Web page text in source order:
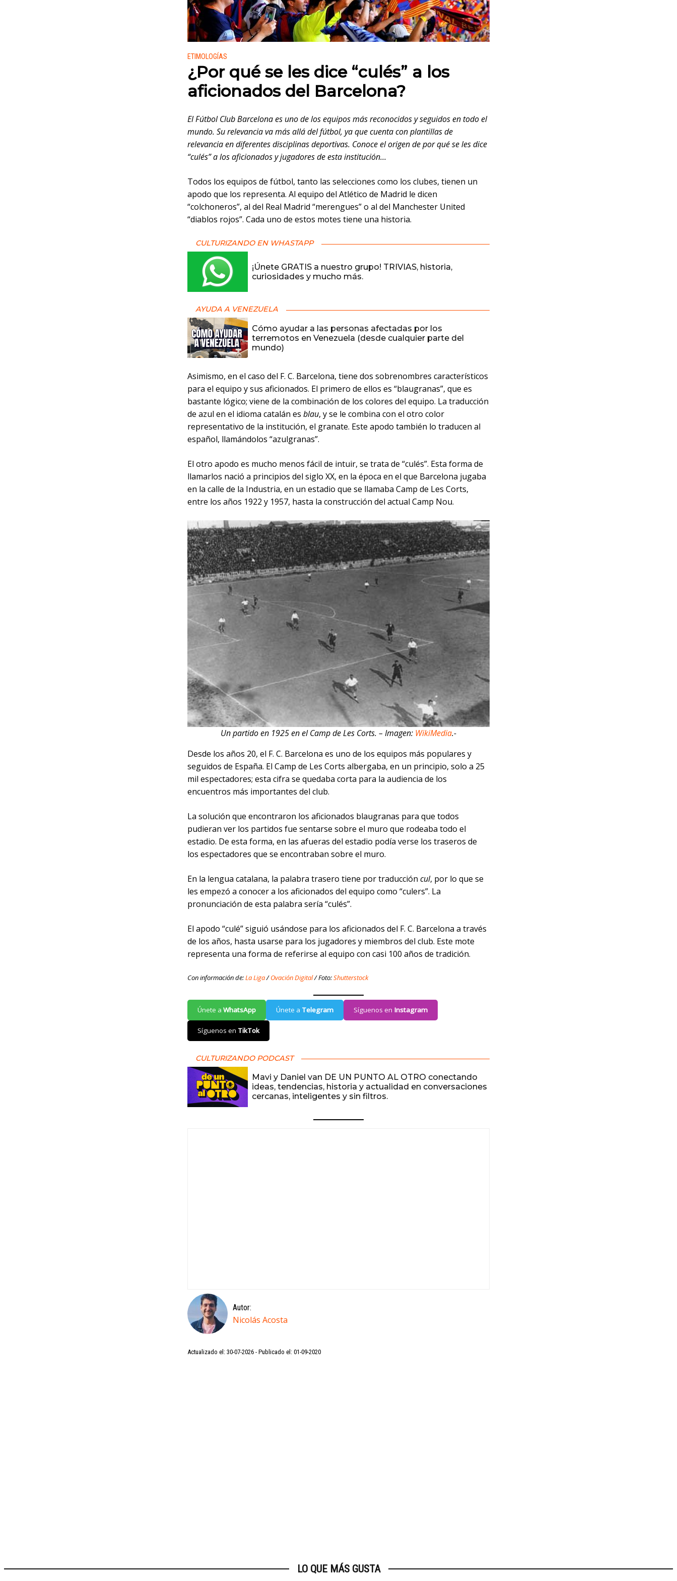
Publicado en:
ETIMOLOGÍAS
¿Por qué se les dice “culés” a los
aficionados del Barcelona?
El Fútbol Club Barcelona es uno de los equipos más reconocidos y seguidos en todo el
mundo. Su relevancia va más allá del fútbol, ya que cuenta con plantillas de
relevancia en diferentes disciplinas deportivas. Conoce el origen de por qué se les dice
“culés” a los aficionados y jugadores de esta institución…
Todos los equipos de fútbol, tanto las selecciones como los clubes, tienen un
apodo que los representa. Al equipo del Atlético de Madrid le dicen
“colchoneros”, al del Real Madrid “merengues” o al del Manchester United
“diablos rojos”. Cada uno de estos motes tiene una historia.
CULTURIZANDO EN WHASTAPP
¡Únete GRATIS a nuestro grupo! TRIVIAS, historia,
curiosidades y mucho más.
AYUDA A VENEZUELA
Cómo ayudar a las personas afectadas por los
terremotos en Venezuela (desde cualquier parte del
mundo)
Asimismo, en el caso del F. C. Barcelona, tiene dos sobrenombres característicos
para el equipo y sus aficionados. El primero de ellos es “blaugranas”, que es
bastante lógico; viene de la combinación de los colores del equipo. La traducción
de azul en el idioma catalán es blau, y se le combina con el otro color
representativo de la institución, el granate. Este apodo también lo traducen al
español, llamándolos “azulgranas”.
El otro apodo es mucho menos fácil de intuir, se trata de “culés”. Esta forma de
llamarlos nació a principios del siglo XX, en la época en el que Barcelona jugaba
en la calle de la Industria, en un estadio que se llamaba Camp de Les Corts,
entre los años 1922 y 1957, hasta la construcción del actual Camp Nou.
Un partido en 1925 en el Camp de Les Corts. – Imagen: WikiMedia.-
Desde los años 20, el F. C. Barcelona es uno de los equipos más populares y
seguidos de España. El Camp de Les Corts albergaba, en un principio, solo a 25
mil espectadores; esta cifra se quedaba corta para la audiencia de los
encuentros más importantes del club.
La solución que encontraron los aficionados blaugranas para que todos
pudieran ver los partidos fue sentarse sobre el muro que rodeaba todo el
estadio. De esta forma, en las afueras del estadio podía verse los traseros de
los espectadores que se encontraban sobre el muro.
En la lengua catalana, la palabra trasero tiene por traducción cul, por lo que se
les empezó a conocer a los aficionados del equipo como “culers”. La
pronunciación de esta palabra sería “culés”.
El apodo “culé” siguió usándose para los aficionados del F. C. Barcelona a través
de los años, hasta usarse para los jugadores y miembros del club. Este mote
representa una forma de referirse al equipo con casi 100 años de tradición.
Con información de:La Liga/Ovación Digital/ Foto:Shutterstock
Únete a WhatsApp Únete a Telegram Síguenos en Instagram
Síguenos en TikTok
CULTURIZANDO PODCAST
Mavi y Daniel van DE UN PUNTO AL OTRO conectando
ideas, tendencias, historia y actualidad en conversaciones
cercanas, inteligentes y sin filtros.
Autor:
Nicolás Acosta
Actualizado el: 30-07-2026 Publicado el: 01-09-2020
LO QUE MÁS GUSTA